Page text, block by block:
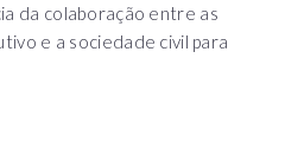
da colaboração entre as
e a sociedade civil para